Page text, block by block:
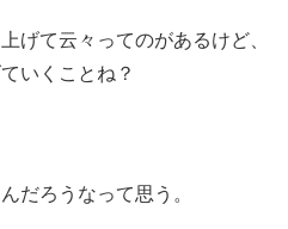
げて云々ってのがあるけど、
いくことね？
だろうなって思う。